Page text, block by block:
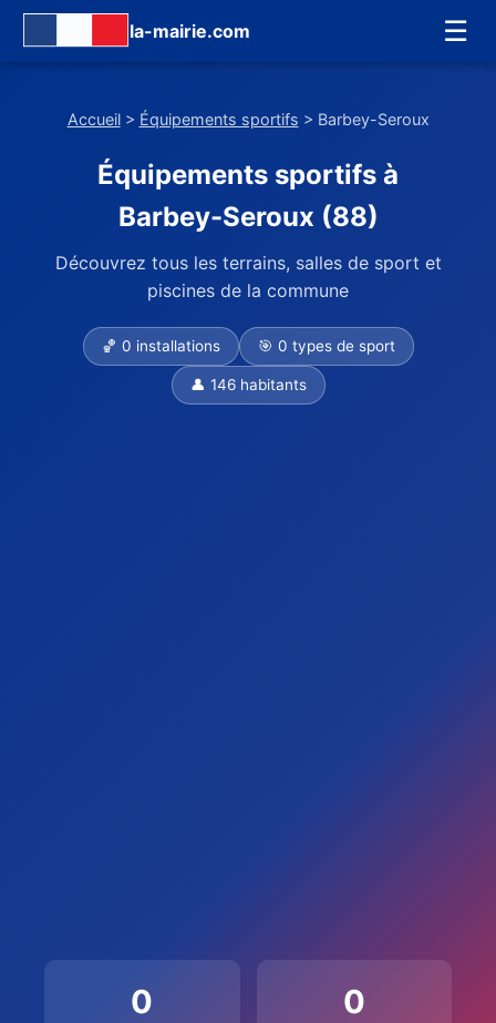
la-mairie.com ☰
Accueil> Équipements sportifs > Barbey-Seroux
Équipements sportifs à
Barbey-Seroux (88)
Découvrez tous les terrains, salles de sport et
piscines de la commune
🏀 0 installations 🎯 0 types de sport
👤 146 habitants
0 0